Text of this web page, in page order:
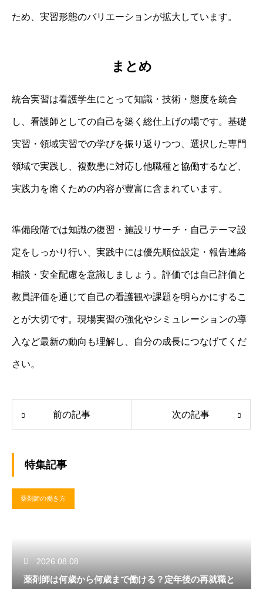
ため、実習形態のバリエーションが拡大しています。
まとめ
統合実習は看護学生にとって知識・技術・態度を統合
し、看護師としての自己を築く総仕上げの場です。基礎
実習・領域実習での学びを振り返りつつ、選択した専門
領域で実践し、複数患に対応し他職種と協働するなど、
実践力を磨くための内容が豊富に含まれています。
準備段階では知識の復習・施設リサーチ・自己テーマ設
定をしっかり行い、実践中には優先順位設定・報告連絡
相談・安全配慮を意識しましょう。評価では自己評価と
教員評価を通じて自己の看護観や課題を明らかにするこ
とが大切です。現場実習の強化やシミュレーションの導
入など最新の動向も理解し、自分の成長につなげてくだ
さい。
前の記事 次の記事
特集記事
薬剤師の働き方
2026.08.08
薬剤師は何歳から何歳まで働ける？定年後の再就職と